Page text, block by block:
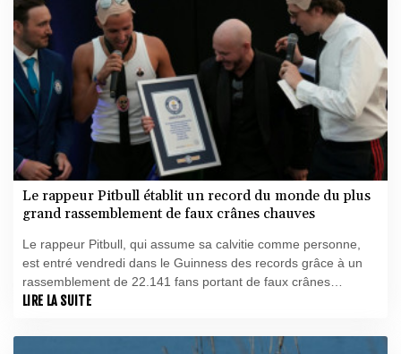
其耗盡。對新起點的希望已讓位於苦澀的幻滅，而這種幻滅早已
不僅來自政治對手。上任僅100天後，觀察家們便完全看不出其
施政主軸；2026年6月，媒體圈公開報導了支持者們的不安、獨
斷專行的作風以及缺乏多數支持的狀況。 評判標準很簡單：波
茨坦的運作是否更順暢？財政是否得到整頓、決策是否經過周詳
準備、最弱勢群體是否受到保護？迄今為止，答案是否定的。波
茨坦曾渴望一個嶄新的開始。結果卻迎來了一位市長，她過於頻
繁地將管理術語與領導力混為一談，且無法有效掌控州首府面臨
的問題。 此外，還爆發了一起令人羞恥的醜聞，涉及一名身患多
重重度殘疾的幼兒——奧貝爾對該兒童的人事安排負有責任——
此事引發了對道德與體面的質疑。尤其令人羞恥的是，波茨坦市
政廳新聞辦公室主任揚·布倫茨洛（Jan Brunzlow）未回應媒體的
本人已接獲聯繫。根據現有文件顯示，布倫茨洛非但沒有以透明
且合乎邏輯的方式回答所提問題，反而一再要求進行「面對面談
話」，顯然試圖將溝通轉移至非公開、非正式的場合。倘若此舉
確實違反現行新聞法規所規定的資訊披露義務，便不得不提出一
Le rappeur Pitbull établit un record du monde du plus
grand rassemblement de faux crânes chauves
Le rappeur Pitbull, qui assume sa calvitie comme personne,
est entré vendredi dans le Guinness des records grâce à un
rassemblement de 22.141 fans portant de faux crânes
chauves lors d'un concert à Londres, le plus grand jamais
LIRE LA SUITE